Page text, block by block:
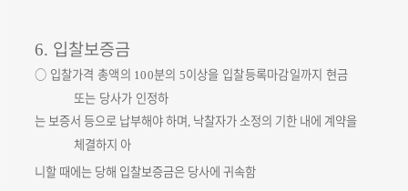
6. 입찰보증금
○ 입찰가격 총액의 100분의 5이상을 입찰등록마감일까지 현금
또는 당사가 인정하
는 보증서 등으로 납부해야 하며 낙찰자가 소정의 기한 내에 계약을
체결하지 아
니할 때에는 당해 입찰보증금은 당사에 귀속함